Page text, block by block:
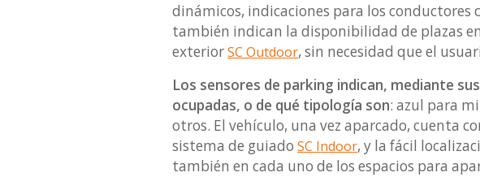
dinámicos, indicaciones para los conductores
también indican la disponibilidad de plazas
exteriorSC Outdoor, sin necesidad que el
Los sensores de parking indican, mediante
ocupadas, o de qué tipología son: azul para
otros. El vehículo, una vez aparcado, cuenta
sistema de guiado SC Indoor, y la fácil
también en cada uno de los espacios para